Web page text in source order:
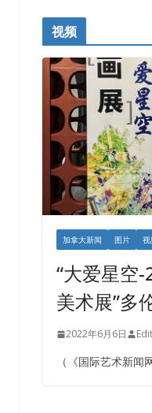
视频
加拿大新闻 图片
“大爱星空
美术展”多
2022年6月6日
（《国际艺术新